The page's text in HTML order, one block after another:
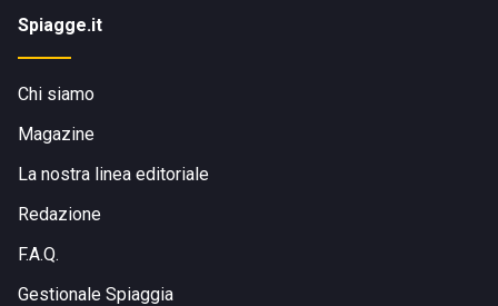
Spiagge.it
Chi siamo
Magazine
La nostra linea editoriale
Redazione
F.A.Q.
Gestionale Spiaggia